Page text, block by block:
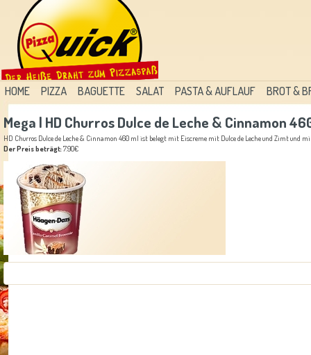
HOME PIZZA BAGUETTE SALAT PASTA & AUFLAUF BROT &
Mega | HD Churros Dulce de Leche & Cinnamon
HD Churros Dulce de Leche & Cinnamon 460 ml ist belegt mit Eiscreme mit Dulce de Leche und Zimt und
Der Preis beträgt:7.90€